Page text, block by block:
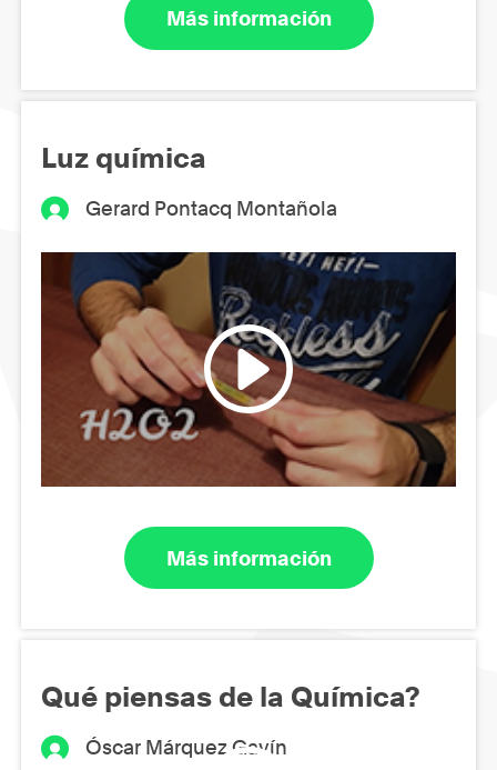
Más información
Luz química
Gerard Pontacq Montañola
Más información
Qué piensas de la Química?
Óscar Márquez Gavín